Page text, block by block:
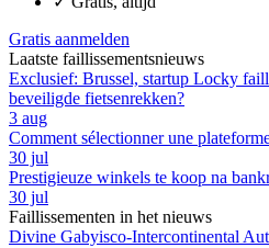
Gratis aanmelden
Laatste faillissementsnieuws
Exclusief: Brussel, startup Locky
beveiligde fietsenrekken?
3 aug
Comment sélectionner une
30 jul
Prestigieuze winkels te koop na
30 jul
Faillissementen in het nieuws
Divine Gabyisco-Intercontinental